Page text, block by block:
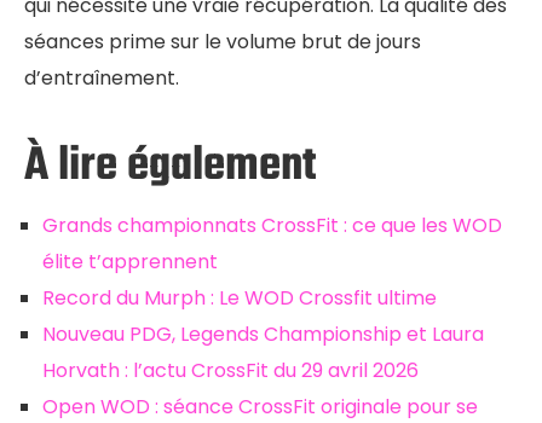
qui nécessite une vraie récupération. La qualité des
séances prime sur le volume brut de jours
d’entraînement.
À lire également
Grands championnats CrossFit : ce que les WOD
élite t’apprennent
Record du Murph : Le WOD Crossfit ultime
Nouveau PDG, Legends Championship et Laura
Horvath : l’actu CrossFit du 29 avril 2026
Open WOD : séance CrossFit originale pour se